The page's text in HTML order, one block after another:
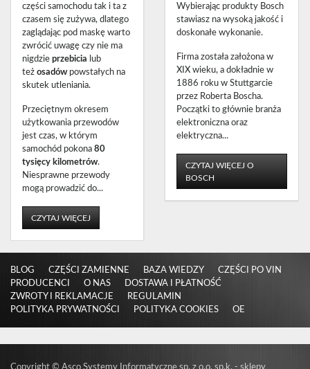
części samochodu tak i ta z
czasem się zużywa, dlatego
zaglądając pod maskę warto
zwrócić uwagę czy nie ma
nigdzie przebicia lub
też osadówpowstałych na
skutek utleniania.
Przeciętnym okresem
użytkowania przewodów
jest czas, w którym
samochód pokona 80
tysięcy kilometrów.
Niesprawne przewody
mogą prowadzić do...
CZYTAJ WIĘCEJ
Wybierając produkty Bosch
stawiasz na wysoką jakość i
doskonałe wykonanie.
Firma została założona w
XIX wieku, a dokładnie w
1886 roku w Stuttgarcie
przez Roberta Boscha.
Początki to głównie branża
elektroniczna oraz
elektryczna...
CZYTAJ WIĘCEJ O
BOSCH
BLOG CZĘŚCI ZAMIENNE BAZA WIEDZY
CZĘŚCI PO VIN
PRODUCENCI
O NAS
DOSTAWA I PŁATNOŚĆ
ZWROTY I REKLAMACJE
REGULAMIN
POLITYKA PRYWATNOŚCI
POLITYKA COOKIES OE
Copyright © Asco Systemy Informatyczne sp. z o.o. sp.k. - sklepy